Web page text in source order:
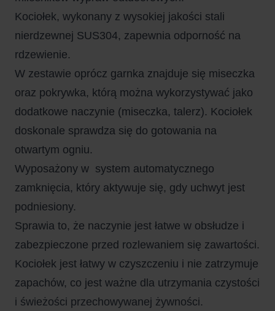
Kociołek, wykonany z wysokiej jakości stali
nierdzewnej SUS304, zapewnia odporność na
rdzewienie.
W zestawie oprócz garnka znajduje się miseczka
oraz pokrywka, którą można wykorzystywać jako
dodatkowe naczynie (miseczka, talerz). Kociołek
doskonale sprawdza się do gotowania na
otwartym ogniu.
Wyposażony w system automatycznego
zamknięcia, który aktywuje się, gdy uchwyt jest
podniesiony.
Sprawia to, że naczynie jest łatwe w obsłudze i
zabezpieczone przed rozlewaniem się zawartości.
Kociołek jest łatwy w czyszczeniu i nie zatrzymuje
zapachów, co jest ważne dla utrzymania czystości
i świeżości przechowywanej żywności.